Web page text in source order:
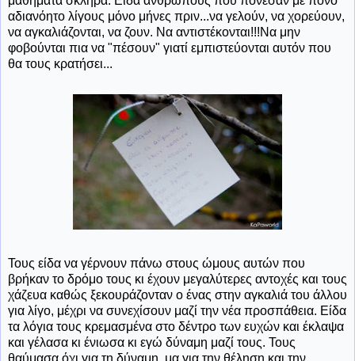
αδιανόητο λίγους μόνο μήνες πριν...να γελούν, να χορεύουν,
να αγκαλιάζονται, να ζουν. Να αντιστέκονται!!!Να μην
φοβούνται πια να "πέσουν" γιατί εμπιστεύονται αυτόν που
θα τους κρατήσει...
Τους είδα να γέρνουν πάνω στους ώμους αυτών που
βρήκαν το δρόμο τους κι έχουν μεγαλύτερες αντοχές και τους
χάζευα καθώς ξεκουράζονταν ο ένας στην αγκαλιά του άλλου
για λίγο, μέχρι να συνεχίσουν μαζί την νέα προσπάθεια. Είδα
τα λόγια τους κρεμασμένα στο δέντρο των ευχών και έκλαψα
και γέλασα κι ένιωσα κι εγώ δύναμη μαζί τους. Τους
θαύμασα όχι για τη δύναμη, μα για την θέληση και την